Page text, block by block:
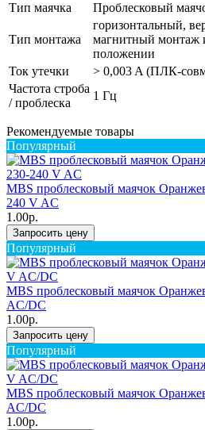
Тип маячка
Проблесковый
Тип монтажа
горизонтальный,
магнитный монтаж
положении
Ток утечки
> 0,003 A (ПЛК-
Частота строба
/ проблеска
1 Гц
Рекомендуемые товары
Популярный
MBS проблесковый маячок
240 V AC
1.00р.
Запросить цену
Популярный
MBS проблесковый маячок
AC/DC
1.00р.
Запросить цену
Популярный
MBS проблесковый маячок
AC/DC
1.00р.